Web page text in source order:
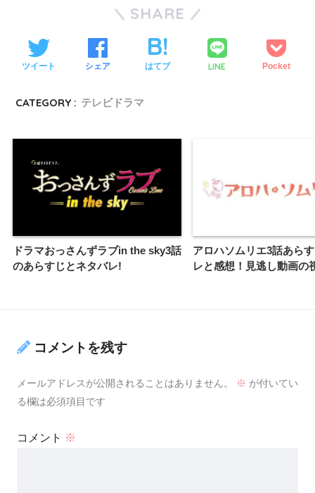
SHARE
ツイート シェア はてブ LINE Pocket
CATEGORY : テレビドラマ
ドラマおっさんずラブin the sky3話
のあらすじとネタバレ!
アロハソムリエ3話あら
レと感想！見逃し動画の
コメントを残す
メールアドレスが公開されることはありません。 ※ が付いてい
る欄は必須項目です
コメント ※